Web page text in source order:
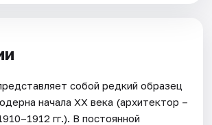
собой редкий образец
начала XX века (архитектор –
гг.). В постоянной